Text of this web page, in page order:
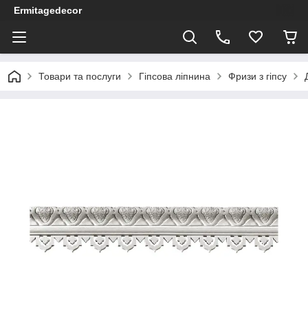
Ermitagedecor
Товари та послуги Гіпсова ліпнина Фризи з гіпсу